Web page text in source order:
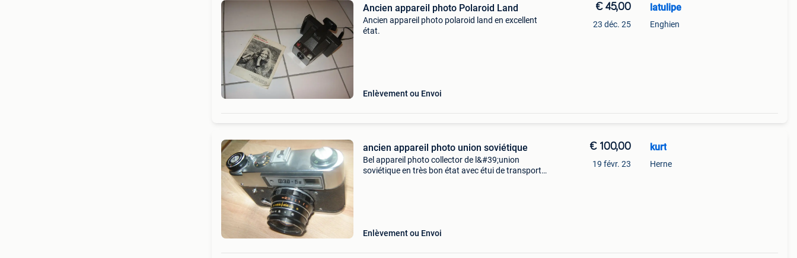
Ancien appareil photo Polaroid Land
Ancien appareil photo polaroid land en excellent
état.
Enlèvement ou Envoi
€ 45,00
23 déc. 25
latulipe
Enghien
ancien appareil photo union soviétique
Bel appareil photo collector de l&#39;union
soviétique en très bon état avec étui de transport
Enlèvement ou Envoi
€ 100,00
19 févr. 23
kurt
Herne